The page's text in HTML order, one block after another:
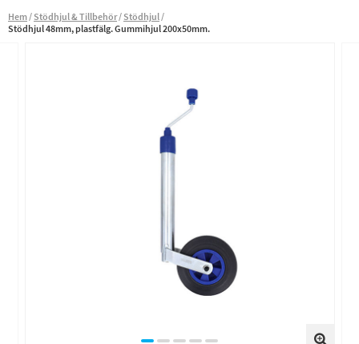
Hem Stödhjul & Tillbehör Stödhjul
Stödhjul 48mm, plastfälg. Gummihjul 200x50mm.